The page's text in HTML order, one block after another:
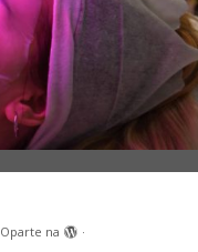
Oparte na
·